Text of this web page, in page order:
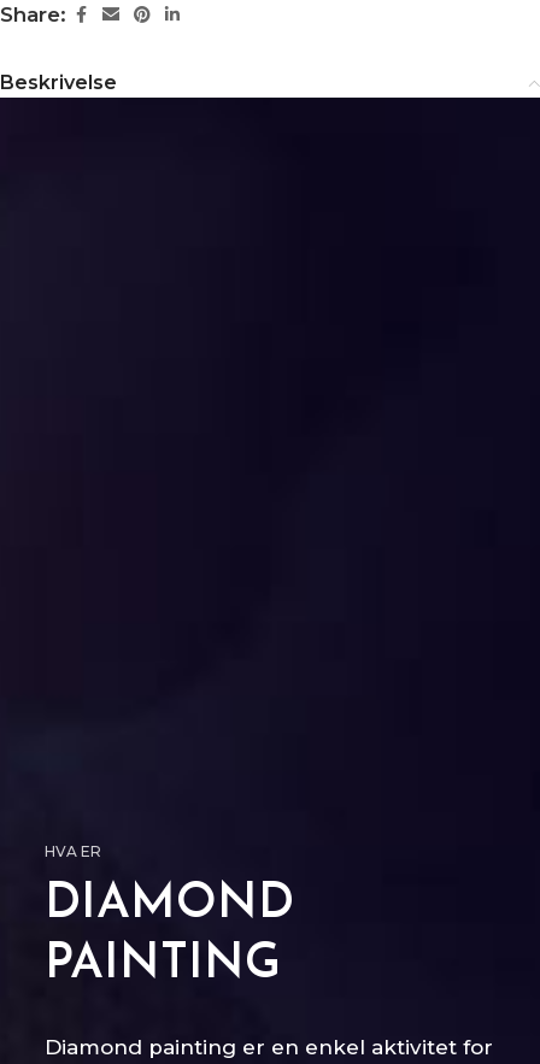
Share:
Beskrivelse
HVA ER
DIAMOND
PAINTING
Diamond painting er en enkel aktivitet for